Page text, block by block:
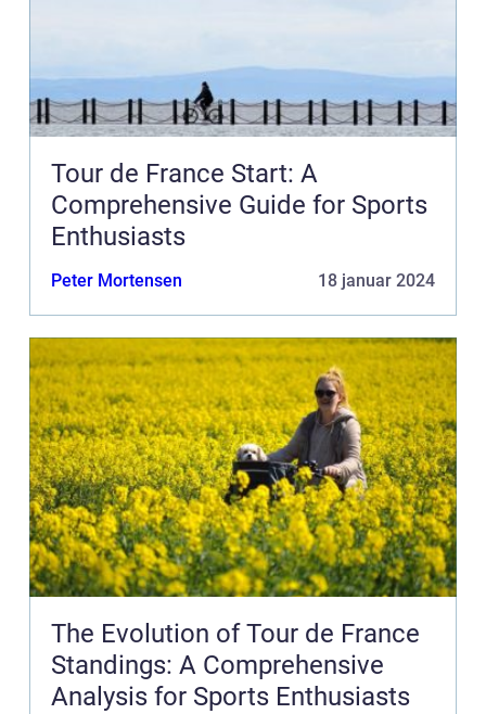
Tour de France Start: A
Comprehensive Guide for Sports
Enthusiasts
Peter Mortensen 18 januar 2024
The Evolution of Tour de France
Standings: A Comprehensive
Analysis for Sports Enthusiasts